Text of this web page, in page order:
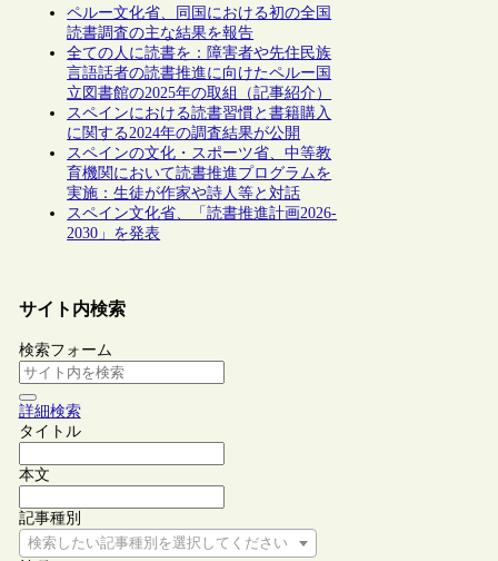
ペルー文化省、同国における初の全国
読書調査の主な結果を報告
全ての人に読書を：障害者や先住民族
言語話者の読書推進に向けたペルー国
立図書館の2025年の取組（記事紹介）
スペインにおける読書習慣と書籍購入
に関する2024年の調査結果が公開
スペインの文化・スポーツ省、中等教
育機関において読書推進プログラムを
実施：生徒が作家や詩人等と対話
スペイン文化省、「読書推進計画2026-
2030」を発表
サイト内検索
検索フォーム
詳細検索
タイトル
本文
記事種別
検索したい記事種別を選択してください